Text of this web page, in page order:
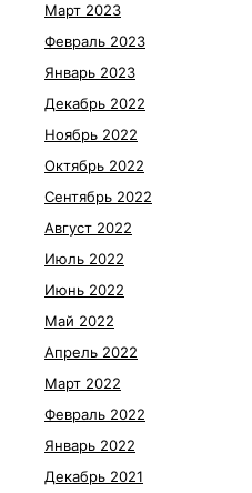
Март 2023
Февраль 2023
Январь 2023
Декабрь 2022
Ноябрь 2022
Октябрь 2022
Сентябрь 2022
Август 2022
Июль 2022
Июнь 2022
Май 2022
Апрель 2022
Март 2022
Февраль 2022
Январь 2022
Декабрь 2021